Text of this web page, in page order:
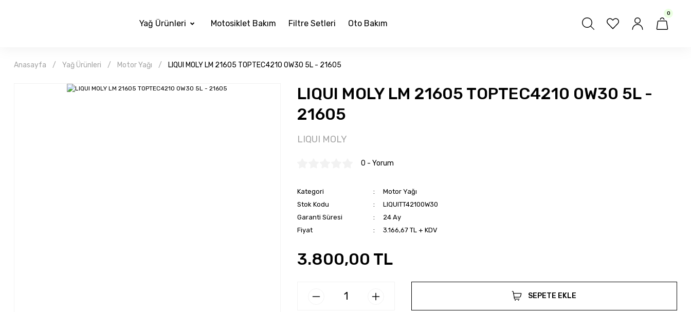
Yağ Ürünleri Motosiklet Bakım Filtre Setleri Oto Bakım
0
Anasayfa Yağ Ürünleri Motor Yağı LIQUI MOLY LM 21605 TOPTEC4210 0W30 5L - 21605
LIQUI MOLY LM 21605 TOPTEC4210 0W30 5L -
21605
LIQUI MOLY
0 - Yorum
Kategori
Motor Yağı
Stok Kodu
LIQUITT42100W30
Garanti Süresi
24 Ay
Fiyat
3.166,67 TL + KDV
3.800,00 TL
SEPETE EKLE